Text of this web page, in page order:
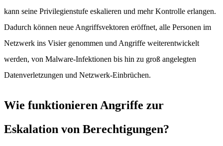
kann seine Privilegienstufe eskalieren und mehr Kontrolle erlangen.
Dadurch können neue Angriffsvektoren eröffnet, alle Personen im
Netzwerk ins Visier genommen und Angriffe weiterentwickelt
werden, von Malware-Infektionen bis hin zu groß angelegten
Datenverletzungen und Netzwerk-Einbrüchen.
Wie funktionieren Angriffe zur
Eskalation von Berechtigungen?